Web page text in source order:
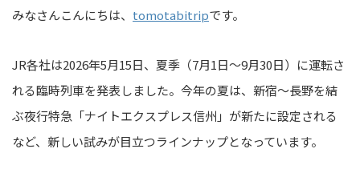
みなさんこんにちは、 tomotabitripです。
JR各社は2026年5月15日、夏季（7月1日〜9月30日）に運転さ
れる臨時列車を発表しました。今年の夏は、新宿〜長野を結
ぶ夜行特急「ナイトエクスプレス信州」が新たに設定される
など、新しい試みが目立つラインナップとなっています。